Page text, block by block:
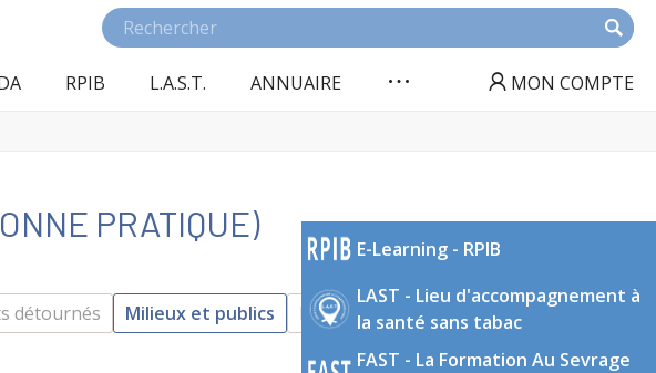
RPIB L.A.S.T. ANNUAIRE MON COMPTE
E-Learning - RPIB
LAST - Lieu d'accompagnement à
la santé sans tabac
FAST - La Formation Au Sevrage
PRATIQUE)
détournés Milieux et publics
Prévention